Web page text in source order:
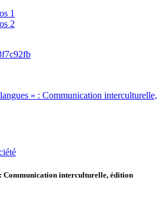
1
2
» : Communication interculturelle,
: Communication interculturelle, édition